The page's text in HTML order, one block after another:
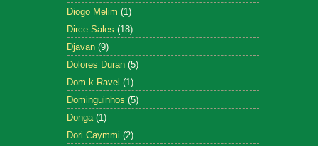
Diogo Melim (1)
Dirce Sales (18)
Djavan (9)
Dolores Duran (5)
Dom k Ravel (1)
Dominguinhos (5)
Donga (1)
Dori Caymmi (2)